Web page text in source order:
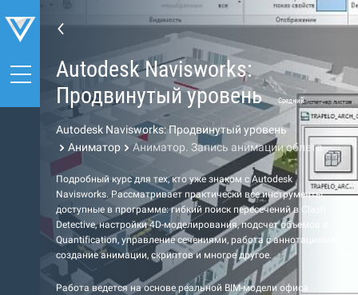
Autodesk Navisworks:
Продвинутый уровень
Средний
Autodesk Navisworks: Продвинутый уровень
Аниматор
Аниматор. Запись анимации облета
Подробный курс для тех, кто уже знаком с Autodesk
Navisworks. Рассматривает практически все инструменты,
доступные в программе: гибкий поиск пересечений в Clash
Detective, настройки 4D-моделирования, подсчет объемов в
Quantification, управление сечениями, работа с аннотациями,
создание анимации, скриптов и многое другое.
Работа ведется на основе реальной BIM-модели офиса